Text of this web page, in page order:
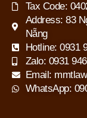
Tax Code:
Address: 83
Nẵng
Hotline: 0931
Zalo: 0931
Email:
WhatsApp: